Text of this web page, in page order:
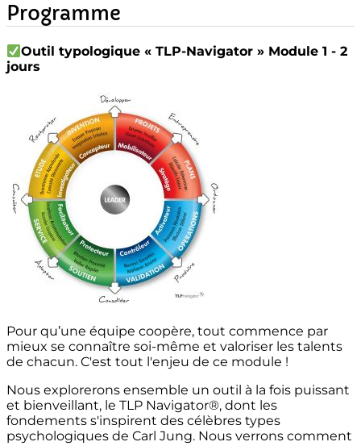
Programme
Outil typologique « TLP-Navigator » Module 1 - 2
jours
Pour qu’une équipe coopère, tout commence par
mieux se connaître soi-même et valoriser les talents
de chacun. C'est tout l'enjeu de ce module !
Nous explorerons ensemble un outil à la fois puissant
et bienveillant, le TLP Navigator®, dont les
fondements s'inspirent des célèbres types
psychologiques de Carl Jung. Nous verrons comment